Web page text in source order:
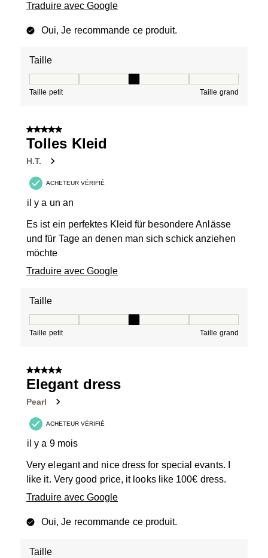
Traduire avec Google
Oui, Je recommande ce produit.
Taille
Taille petit Taille grand
5 sur 5 étoiles.
Tolles Kleid
H.T.
ACHETEUR VÉRIFIÉ
il y a un an
Es ist ein perfektes Kleid für besondere Anlässe
und für Tage an denen man sich schick anziehen
möchte
Traduire avec Google
Taille
Taille petit Taille grand
5 sur 5 étoiles.
Elegant dress
Pearl
ACHETEUR VÉRIFIÉ
il y a 9 mois
Very elegant and nice dress for special evants. I
like it. Very good price, it looks like 100€ dress.
Traduire avec Google
Oui, Je recommande ce produit.
Taille